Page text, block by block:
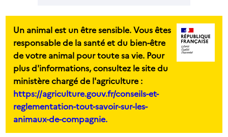
Un animal est un être sensible. Vous êtes
responsable de la santé et du bien-être
de votre animal pour toute sa vie. Pour
plus d'informations, consultez le site du
ministère chargé de l'agriculture :
https://agriculture.gouv.fr/conseils-et-
reglementation-tout-savoir-sur-les-
animaux-de-compagnie.